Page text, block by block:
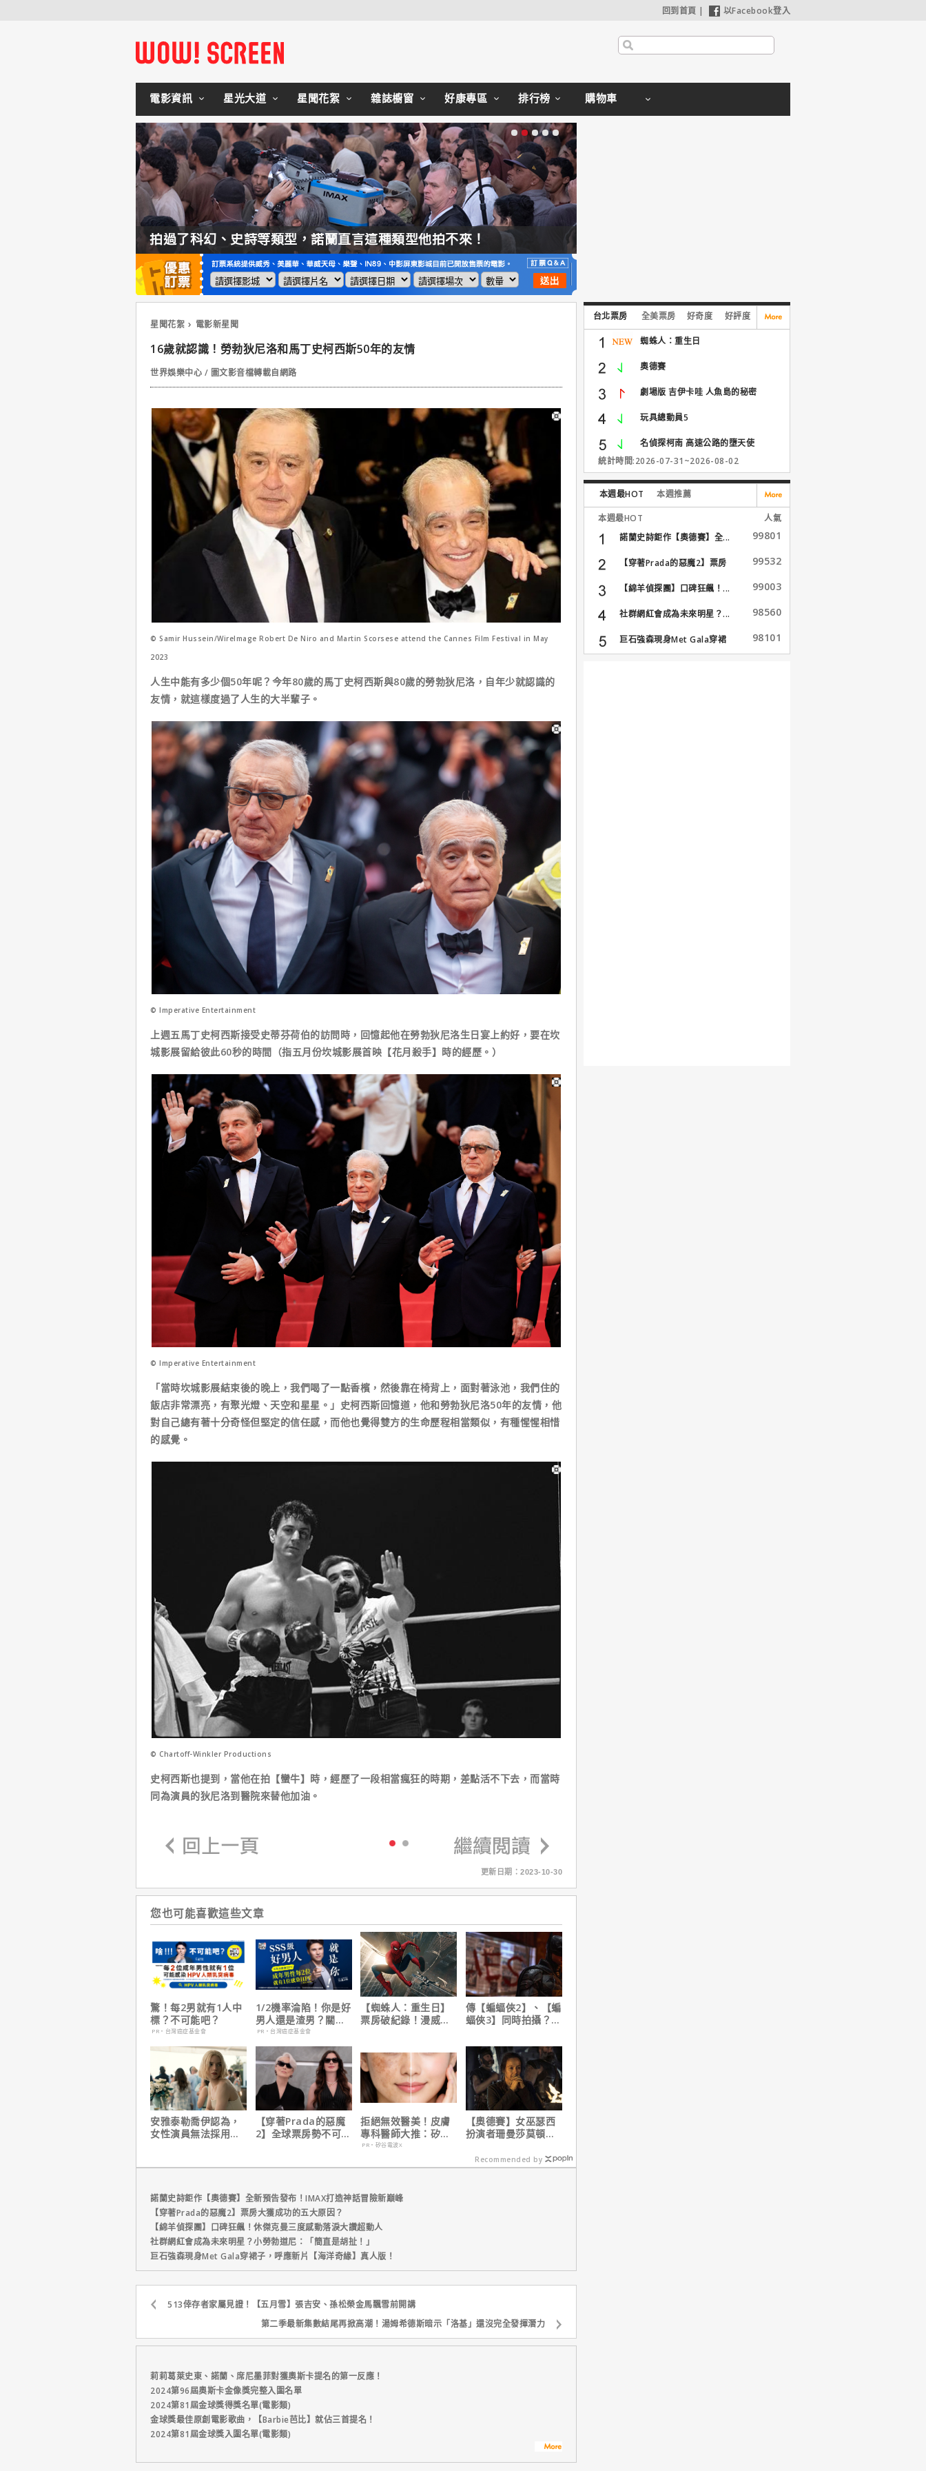
回到首頁 | 以Facebook登入
電影資訊 星光大道 星聞花絮 雜誌櫥窗 好康專區 排行榜 購物車
拍過了科幻、史詩等類型，諾蘭直言這種類型他拍不來！
星聞花絮 電影新星聞
16歲就認識！勞勃狄尼洛和馬丁史柯西斯50年的友情
世界娛樂中心 / 圖文影音檔轉載自網路
© Samir Hussein/WireImage Robert De Niro and Martin Scorsese attend the Cannes Film Festival in May
2023
人生中能有多少個50年呢？今年80歲的馬丁史柯西斯與80歲的勞勃狄尼洛，自年少就認識的
友情，就這樣度過了人生的大半輩子。
© Imperative Entertainment
上週五馬丁史柯西斯接受史蒂芬荷伯的訪問時，回憶起他在勞勃狄尼洛生日宴上約好，要在坎
城影展留給彼此60秒的時間（指五月份坎城影展首映【花月殺手】時的經歷。）
© Imperative Entertainment
「當時坎城影展結束後的晚上，我們喝了一點香檳，然後靠在椅背上，面對著泳池，我們住的
飯店非常漂亮，有聚光燈、天空和星星。」史柯西斯回憶道，他和勞勃狄尼洛50年的友情，他
對自己總有著十分奇怪但堅定的信任感，而他也覺得雙方的生命歷程相當類似，有種惺惺相惜
的感覺。
© Chartoff-Winkler Productions
史柯西斯也提到，當他在拍【蠻牛】時，經歷了一段相當瘋狂的時期，差點活不下去，而當時
同為演員的狄尼洛到醫院來替他加油。
更新日期：2023-10-30
您也可能喜歡這些文章
驚！每2男就有1人中
標？不可能吧？
PR・台灣癌症基金會
1/2機率淪陷！你是好
男人還是渣男？關鍵
在這
PR・台灣癌症基金會
【蜘蛛人：重生日】
票房破紀錄！漫威總
傳【蝙蝠俠2】、【蝙
蝠俠3】同時拍攝？詹
安雅泰勒喬伊認為，
女性演員無法採用方
【穿著Prada的惡魔
2】全球票房勢不可
元
拒絕無效醫美！皮膚
專科醫師大推：矽谷
電波 X 讓肌膚由內而
PR・矽谷電波X
【奧德賽】女巫瑟西
扮演者珊曼莎莫頓曝
戲！
Recommended by
諾蘭史詩鉅作【奧德賽】全新預告發布！IMAX打造神話冒險新巔峰
【穿著Prada的惡魔2】票房大獲成功的五大原因？
【綿羊偵探團】口碑狂飆！休傑克曼三度感動落淚大讚超動人
社群網紅會成為未來明星？小勞勃道尼：「簡直是胡扯！」
巨石強森現身Met Gala穿裙子，呼應新片【海洋奇緣】真人版！
513倖存者家屬見證！【五月雪】張吉安、孫松榮金馬飄雪前開講
第二季最新集數結尾再掀高潮！湯姆希德斯暗示「洛基」還沒完全發揮潛力
莉莉葛萊史東、諾蘭、席尼墨菲對獲奧斯卡提名的第一反應！
2024第96屆奧斯卡金像獎完整入圍名單
2024第81屆金球獎得獎名單(電影類)
金球獎最佳原創電影歌曲，【Barbie芭比】就佔三首提名！
2024第81屆金球獎入圍名單(電影類)
台北票房 全美票房 好奇度 好評度
蜘蛛人：重生日
奧德賽
劇場版 吉伊卡哇 人魚島的秘密
玩具總動員5
名偵探柯南 高速公路的墮天使
統計時間:2026-07-31~2026-08-02
本週最HOT 本週推薦
本週最HOT
人氣
諾蘭史詩鉅作【奧德賽】全...
99801
【穿著Prada的惡魔2】票房
99532
【綿羊偵探團】口碑狂飆！... 99003
社群網紅會成為未來明星？... 98560
巨石強森現身Met Gala穿裙
子...
98101